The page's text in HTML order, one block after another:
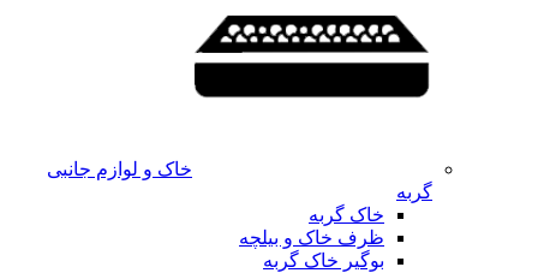
خاک و لوازم جانبی
گربه
خاک گربه
ظرف خاک و بیلچه
بوگیر خاک گربه